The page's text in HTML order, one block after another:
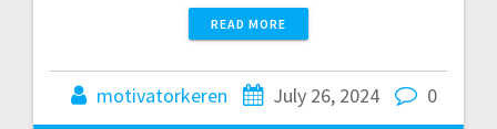
READ MORE
motivatorkeren July 26, 2024 0